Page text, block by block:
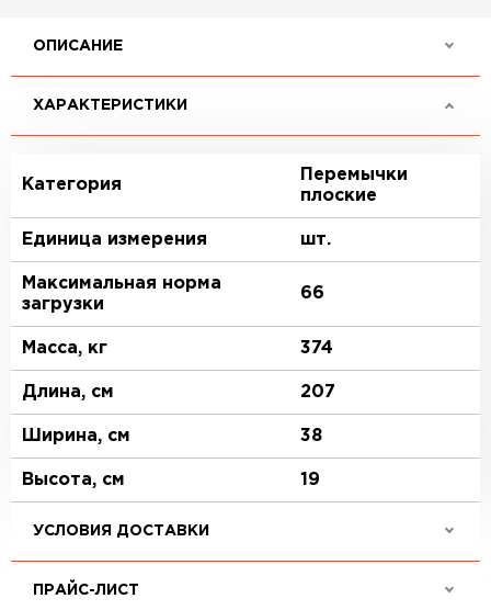
ОПИСАНИЕ
ХАРАКТЕРИСТИКИ
Категория
Перемычки
плоские
Единица измерения шт.
Максимальная норма
загрузки
66
Масса, кг 374
Длина, см 207
Ширина, см 38
Высота, см 19
УСЛОВИЯ ДОСТАВКИ
ПРАЙС-ЛИСТ